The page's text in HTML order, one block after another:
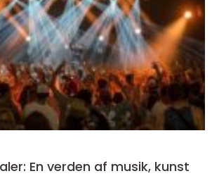
En verden af musik, kunst